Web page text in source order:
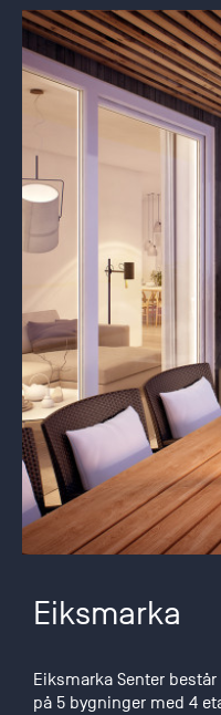
Eiksmarka
Eiksmarka Senter
på 5 bygninger med 4